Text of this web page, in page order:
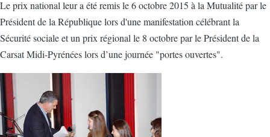
Le prix national leur a été remis le 6 octobre 2015 à la Mutualité par le
Président de la République lors d'une manifestation célébrant la
Sécurité sociale et un prix régional le 8 octobre par le Président de la
Carsat Midi-Pyrénées lors d’une journée "portes ouvertes".